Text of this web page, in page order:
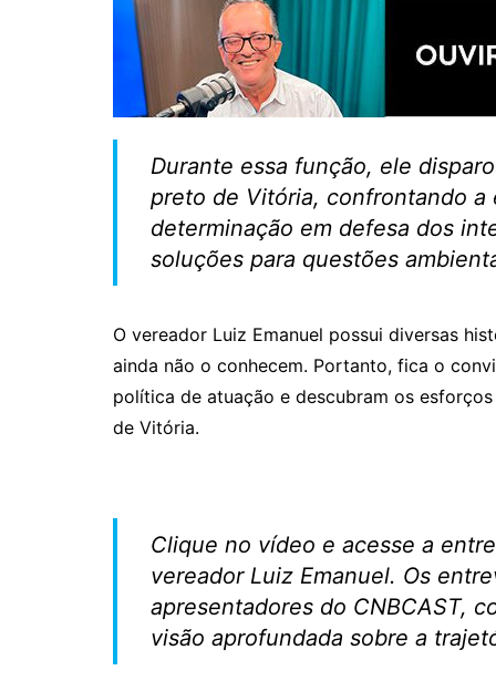
Durante essa função, ele
preto de Vitória, confrontando a
determinação em defesa dos
soluções para questões
O vereador Luiz Emanuel possui diversas
ainda não o conhecem. Portanto, fica o
política de atuação e descubram os
de Vitória.
Clique no vídeo e acesse a
vereador Luiz Emanuel. Os
apresentadores do CNBCAST,
visão aprofundada sobre a